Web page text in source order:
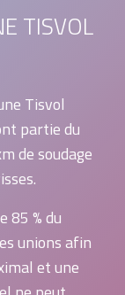
TISVOL
Tisvol
partie du
de soudage
85 % du
unions afin
et une